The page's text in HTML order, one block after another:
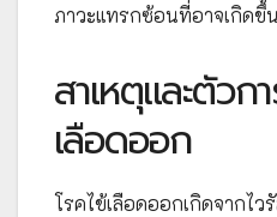
ภาวะแทรกซ้อนที่อาจเกิดขึ้
สาเหตุและตัวก
เลือดออก
โรคไข้เลือดออกเกิดจากไว